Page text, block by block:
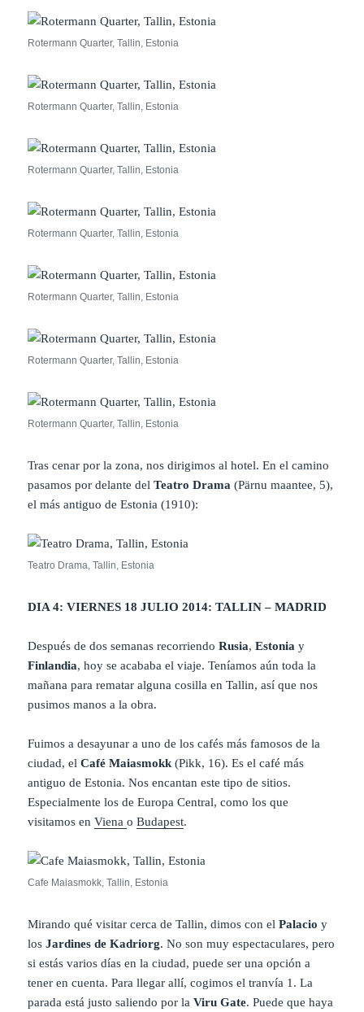
Rotermann Quarter, Tallin, Estonia
Rotermann Quarter, Tallin, Estonia
Rotermann Quarter, Tallin, Estonia
Rotermann Quarter, Tallin, Estonia
Rotermann Quarter, Tallin, Estonia
Rotermann Quarter, Tallin, Estonia
Rotermann Quarter, Tallin, Estonia
Tras cenar por la zona, nos dirigimos al hotel. En el camino
pasamos por delante delTeatro Drama(Pärnu maantee, 5),
el más antiguo de Estonia (1910):
Teatro Drama, Tallin, Estonia
DIA 4: VIERNES 18 JULIO 2014: TALLIN – MADRID
Después de dos semanas recorriendoRusia,Estonia y
Finlandia, hoy se acababa el viaje. Teníamos aún toda la
mañana para rematar alguna cosilla en Tallin, así que nos
pusimos manos a la obra.
Fuimos a desayunar a uno de los cafés más famosos de la
ciudad, elCafé Maiasmokk (Pikk, 16). Es el café más
antiguo de Estonia. Nos encantan este tipo de sitios.
Especialmente los de Europa Central, como los que
visitamos enVienaoBudapest.
Cafe Maiasmokk, Tallin, Estonia
Mirando qué visitar cerca de Tallin, dimos con elPalacio y
losJardines de Kadriorg. No son muy espectaculares, pero
si estás varios días en la ciudad, puede ser una opción a
tener en cuenta. Para llegar allí, cogimos el tranvía 1. La
parada está justo saliendo por laViru Gate. Puede que haya